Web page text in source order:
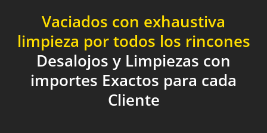
Vaciados con exhaustiva
limpieza por todos los rincones
Desalojos y Limpiezas con
importes Exactos para cada
Cliente